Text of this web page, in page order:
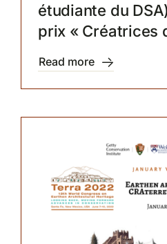
étudiante du
prix « Créatrices
Read more